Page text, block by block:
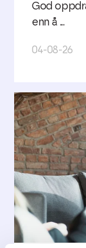
God
enn å ...
04-08-26